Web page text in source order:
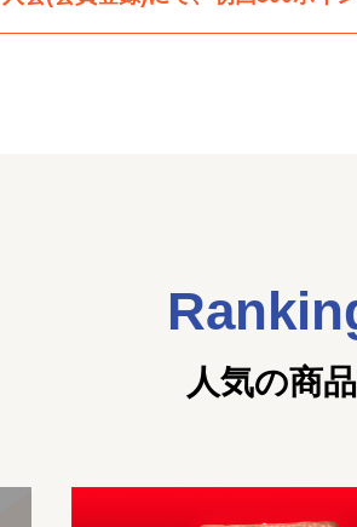
人気の商品